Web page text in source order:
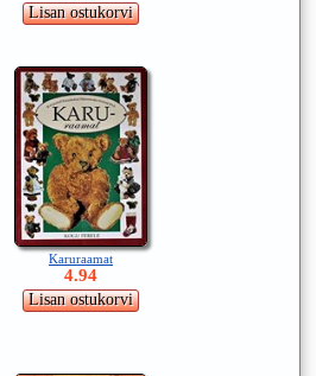
Karuraamat
4.94